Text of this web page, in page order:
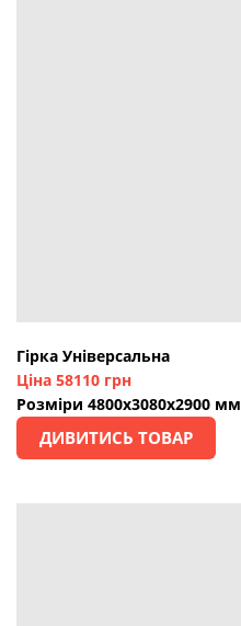
Гірка Універсальна
Ціна 58110 грн
Розміри 4800х3080х2900 мм
ДИВИТИСЬ ТОВАР